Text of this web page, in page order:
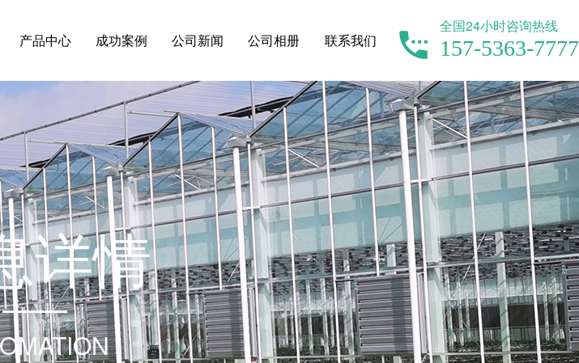
全国24小时咨询热线
157-5363-7777
产品中心 成功案例 公司新闻 公司相册 联系我们
详情